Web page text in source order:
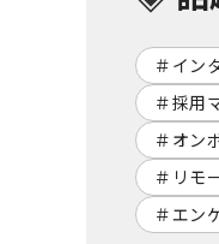
イン
採用
オン
リモ
エン